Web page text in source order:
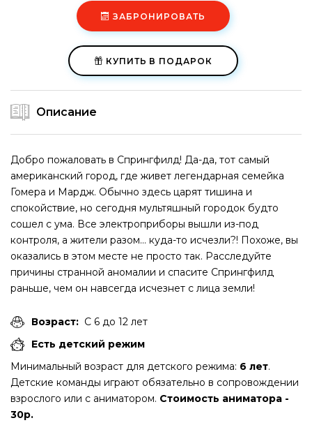
ЗАБРОНИРОВАТЬ
КУПИТЬ В ПОДАРОК
Описание
Добро пожаловать в Спрингфилд! Да-да, тот самый
американский город, где живет легендарная семейка
Гомера и Мардж. Обычно здесь царят тишина и
спокойствие, но сегодня мультяшный городок будто
сошел с ума. Все электроприборы вышли из-под
контроля, а жители разом… куда-то исчезли?! Похоже, вы
оказались в этом месте не просто так. Расследуйте
причины странной аномалии и спасите Спрингфилд
раньше, чем он навсегда исчезнет с лица земли!
Возраст: С 6 до 12 лет
Есть детский режим
Минимальный возраст для детского режима: 6 лет.
Детские команды играют обязательно в сопровождении
взрослого или с аниматором. Стоимость аниматора -
30р.